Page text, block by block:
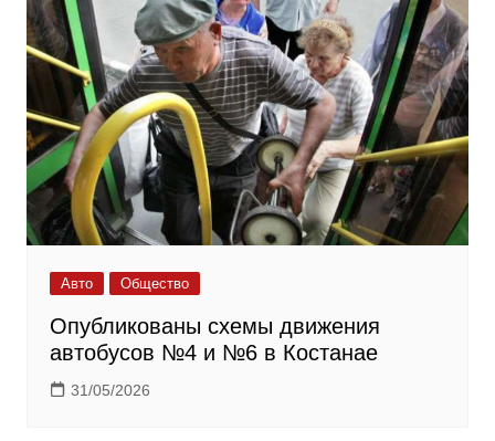
Авто Общество
Опубликованы схемы движения
автобусов №4 и №6 в Костанае
31/05/2026